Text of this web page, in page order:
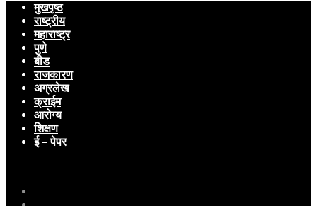
मुखपृष्ठ
राष्ट्रीय
महाराष्ट्र
पुणे
बीड
राजकारण
अग्रलेख
क्राईम
आरोग्य
शिक्षण
ई – पेपर